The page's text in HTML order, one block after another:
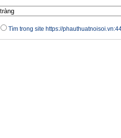
Tìm trong site https://